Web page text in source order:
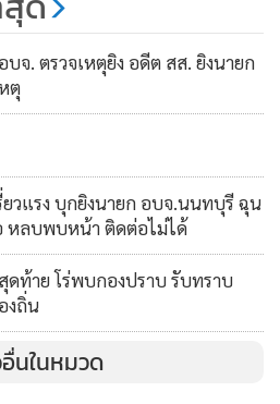
ณะนี้มีผู้ต้องขัง 15 เรือนจำติดเชื้อ
ปริมณฑลที่ต้องเฝ้าระวังพิเศษ เช็ค
าไร รักษาหายเท่าไร จะมีการ
ติดเชื้อ 33 ราย เหลือที่ยังไม่หาย
นกับศาล ถึงทางศาลเข้าใจและ
ต้องขอขอบคุณทางท่านประธาน
โควิดเพิ่ม 1,104 ราย เป็นกลุ่มไม่มี
อาการ-ป่วยเล็กน้อย
จ. ตรวจเหตุยิง อดีต สส. ยิงนายก
ตุ
วแรง บุกยิงนายก อบจ.นนทบุรี ฉุน
หลบพบหน้า ติดต่อไม่ได้
ดท้าย โร่พบกองปราบ รับทราบ
งถิ่น
นในหมวด